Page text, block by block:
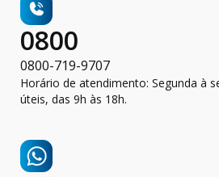
0800
0800-719-9707
Horário de atendimento: Segunda à
úteis, das 9h às 18h.